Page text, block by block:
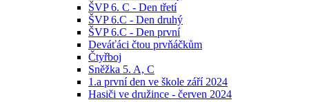
ŠVP 6. C - Den třetí
ŠVP 6.C - Den druhý
ŠVP 6.C - Den první
Deváťáci čtou prvňáčkům
Čtyřboj
Sněžka 5. A, C
1.a první den ve škole září 2024
Hasiči ve družince - červen 2024